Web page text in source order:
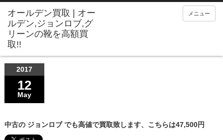
メニュー
2017
12
May
中古の ジョンロブ でも高値で買取致します、こちらは47,500円